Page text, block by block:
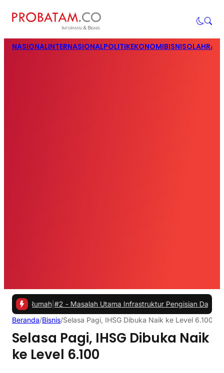
NASIONALINTERNASIONALPOLITIKEKONOMIBISNIS
|#2 -Masalah Utama Infrastruktur Pengisian Daya untuk Mobil
Beranda/Bisnis/Selasa Pagi, IHSG Dibuka Naik ke Level 6.100
Selasa Pagi, IHSG Dibuka Naik
ke Level 6.100